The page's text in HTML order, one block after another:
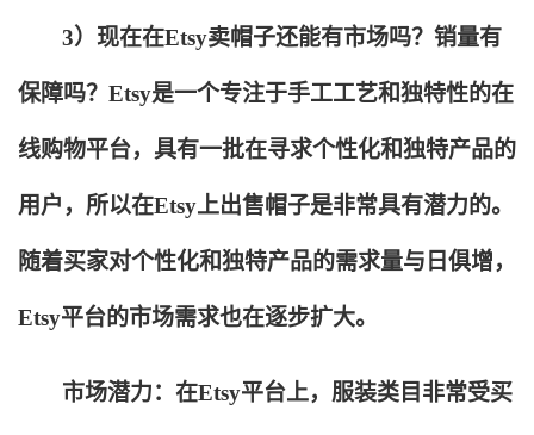
3）现在在Etsy卖帽子还能有市场吗？销量有
保障吗？Etsy是一个专注于手工工艺和独特性的在
线购物平台，具有一批在寻求个性化和独特产品的
用户，所以在Etsy上出售帽子是非常具有潜力的。
随着买家对个性化和独特产品的需求量与日俱增，
Etsy平台的市场需求也在逐步扩大。
市场潜力：在Etsy平台上，服装类目非常受买